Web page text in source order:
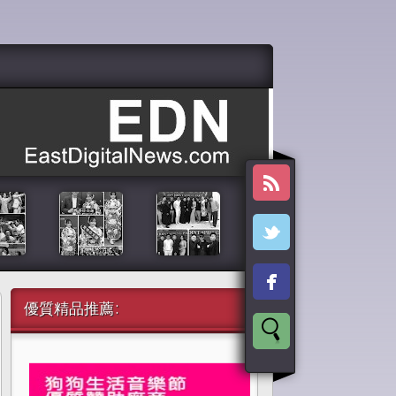
優質精品推薦: